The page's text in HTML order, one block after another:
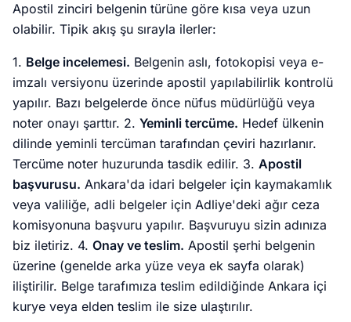
Apostil zinciri belgenin türüne göre kısa veya uzun
olabilir. Tipik akış şu sırayla ilerler:
1. Belge incelemesi. Belgenin aslı, fotokopisi veya e-
imzalı versiyonu üzerinde apostil yapılabilirlik kontrolü
yapılır. Bazı belgelerde önce nüfus müdürlüğü veya
noter onayı şarttır. 2. Yeminli tercüme. Hedef ülkenin
dilinde yeminli tercüman tarafından çeviri hazırlanır.
Tercüme noter huzurunda tasdik edilir. 3. Apostil
başvurusu. Ankara'da idari belgeler için kaymakamlık
veya valiliğe, adli belgeler için Adliye'deki ağır ceza
komisyonuna başvuru yapılır. Başvuruyu sizin adınıza
biz iletiriz. 4. Onay ve teslim. Apostil şerhi belgenin
üzerine (genelde arka yüze veya ek sayfa olarak)
iliştirilir. Belge tarafımıza teslim edildiğinde Ankara içi
kurye veya elden teslim ile size ulaştırılır.